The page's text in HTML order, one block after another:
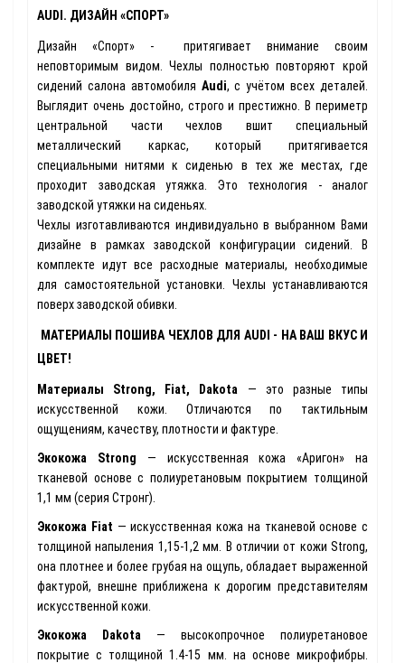
AUDI. ДИЗАЙН «СПОРТ»
Дизайн «Спорт» - притягивает внимание своим
неповторимым видом. Чехлы полностью повторяют крой
сидений салона автомобиля Audi, с учётом всех деталей.
Выглядит очень достойно, строго и престижно. В периметр
центральной части чехлов вшит специальный
металлический каркас, который притягивается
специальными нитями к сиденью в тех же местах, где
проходит заводская утяжка. Это технология - аналог
заводской утяжки на сиденьях.
Чехлы изготавливаются индивидуально в выбранном Вами
дизайне в рамках заводской конфигурации сидений. В
комплекте идут все расходные материалы, необходимые
для самостоятельной установки. Чехлы устанавливаются
поверх заводской обивки.
МАТЕРИАЛЫ ПОШИВА ЧЕХЛОВ ДЛЯ AUDI - НА ВАШ ВКУС И
ЦВЕТ!
Материалы Strong, Fiat, Dakota — это разные типы
искусственной кожи. Отличаются по тактильным
ощущениям, качеству, плотности и фактуре.
Экокожа Strong — искусственная кожа «Аригон» на
тканевой основе с полиуретановым покрытием толщиной
1,1 мм (серия Стронг).
Экокожа Fiat — искусственная кожа на тканевой основе с
толщиной напыления 1,15-1,2 мм. В отличии от кожи Strong,
она плотнее и более грубая на ощупь, обладает выраженной
фактурой, внешне приближена к дорогим представителям
искусственной кожи.
Экокожа Dakota — высокопрочное полиуретановое
покрытие с толщиной 1.4-15 мм. на основе микрофибры.